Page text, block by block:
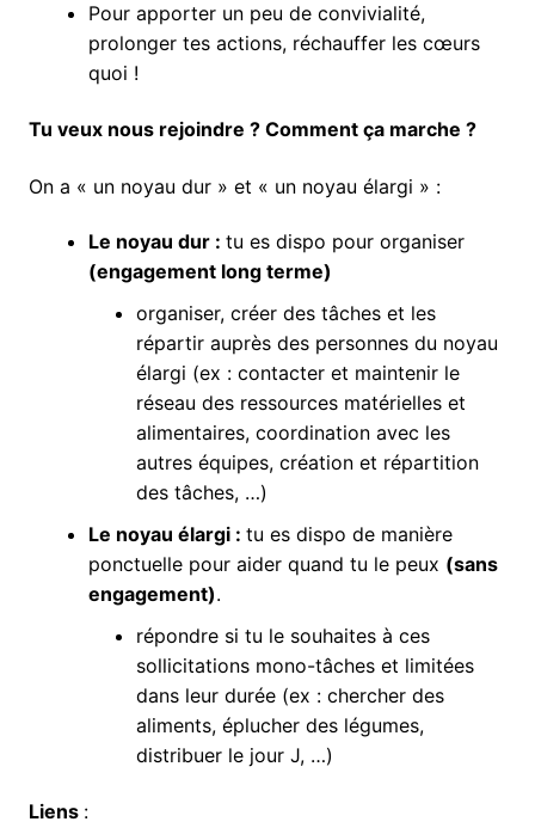
Pour apporter un peu de convivialité,
prolonger tes actions, réchauffer les cœurs
quoi !
Tu veux nous rejoindre ? Comment ça marche ?
On a « un noyau dur » et « un noyau élargi » :
Le noyau dur : tu es dispo pour organiser
(engagement long terme)
organiser, créer des tâches et les
répartir auprès des personnes du noyau
élargi (ex : contacter et maintenir le
réseau des ressources matérielles et
alimentaires, coordination avec les
autres équipes, création et répartition
des tâches, …)
Le noyau élargi : tu es dispo de manière
ponctuelle pour aider quand tu le peux (sans
engagement).
répondre si tu le souhaites à ces
sollicitations mono-tâches et limitées
dans leur durée (ex : chercher des
aliments, éplucher des légumes,
distribuer le jour J, …)
Liens :